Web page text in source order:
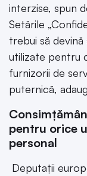
interzise, ​​spun
Setările
trebui să
utilizate pentru
furnizorii de
puternică,
pentru orice
personal
Deputații